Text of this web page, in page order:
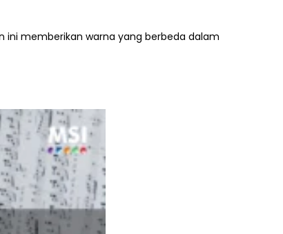
ini memberikan warna yang berbeda dalam